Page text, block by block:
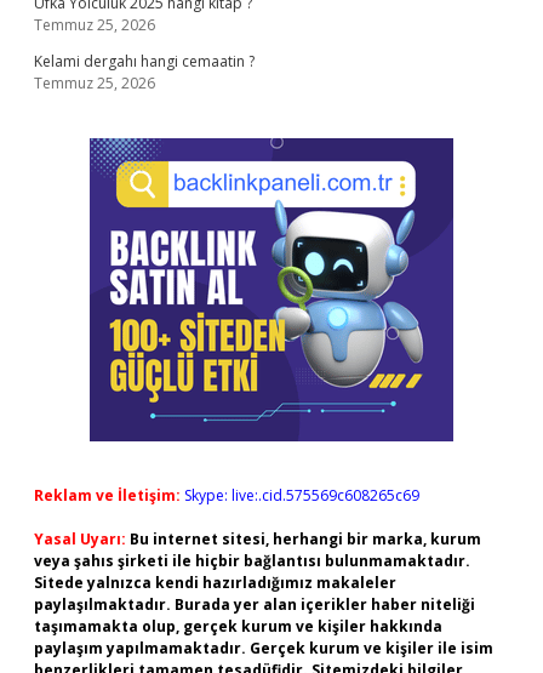
Temmuz 25, 2026
Kelami dergahı hangi cemaatin ?
Temmuz 25, 2026
Reklam ve İletişim: Skype: live:.cid.575569c608265c69
Yasal Uyarı: Bu internet sitesi, herhangi bir marka, kurum
veya şahıs şirketi ile hiçbir bağlantısı bulunmamaktadır.
Sitede yalnızca kendi hazırladığımız makaleler
paylaşılmaktadır. Burada yer alan içerikler haber niteliği
taşımamakta olup, gerçek kurum ve kişiler hakkında
paylaşım yapılmamaktadır. Gerçek kurum ve kişiler ile isim